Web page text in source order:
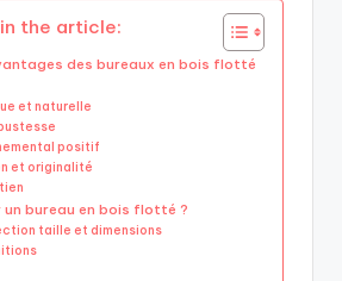
the article:
des bureaux en bois flotté
et naturelle
positif
et originalité
bureau en bois flotté ?
taille et dimensions